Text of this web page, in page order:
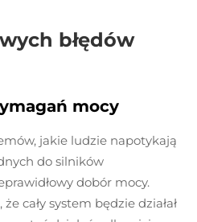
błędów
mocy
jakie ludzie napotykają
do silników
dobór mocy.
cały system będzie działał